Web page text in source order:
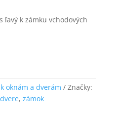
ľavý k zámku vchodových
oknám a dverám
Značky:
, zámok
voliteľné. Sú
potrebné pre
fungovanie